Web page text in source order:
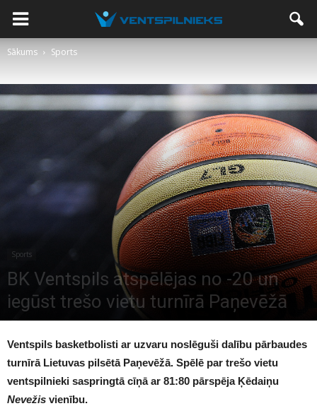
Sākums Sports
Sports
BK Ventspils atspēlējas no -20 un
iegūst trešo vietu turnīrā Paņevēžā
1483
Ventspils basketbolisti ar uzvaru noslēguši dalību pārbaudes
turnīrā Lietuvas pilsētā Paņevēžā. Spēlē par trešo vietu
ventspilnieki saspringtā cīņā ar 81:80 pārspēja Ķēdaiņu
Nevežis vienību.